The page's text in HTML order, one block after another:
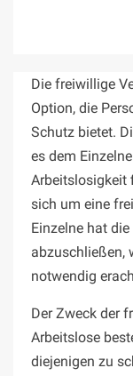
Die freiwillige
Option, die
Schutz bietet.
es dem
Arbeitslosigkeit
sich um eine
Einzelne hat
abzuschließen,
notwendig
Der Zweck der
Arbeitslose
diejenigen zu